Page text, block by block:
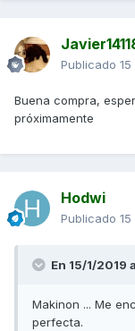
Publicado
Buena compra,
próximamente
Hodwi
Publicado
En 15/1/2019
Makinon ... Me
perfecta.